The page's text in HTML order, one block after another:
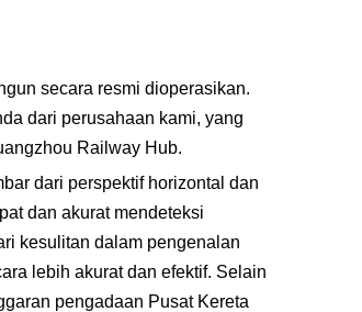
secara resmi dioperasikan.
dari perusahaan kami, yang
Railway Hub.
dari perspektif horizontal dan
dan akurat mendeteksi
kesulitan dalam pengenalan
lebih akurat dan efektif. Selain
pengadaan Pusat Kereta